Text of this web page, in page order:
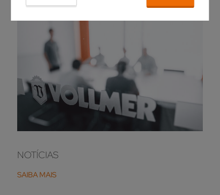
NOTÍCIAS
SAIBA MAIS